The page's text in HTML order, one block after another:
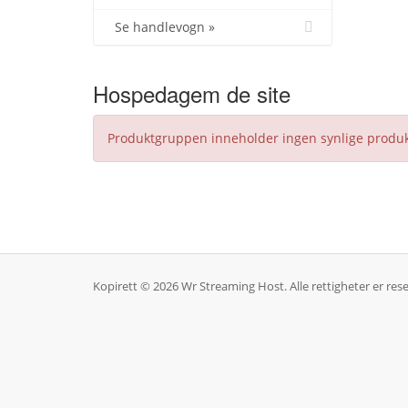
Se handlevogn »
Hospedagem de site
Produktgruppen inneholder ingen synlige
Kopirett © 2026 Wr Streaming Host. Alle rettigheter er